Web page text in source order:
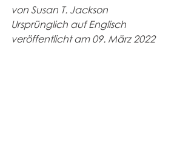
von Susan T. Jackson
Ursprünglich auf Englisch
veröffentlicht am 09. März 2022